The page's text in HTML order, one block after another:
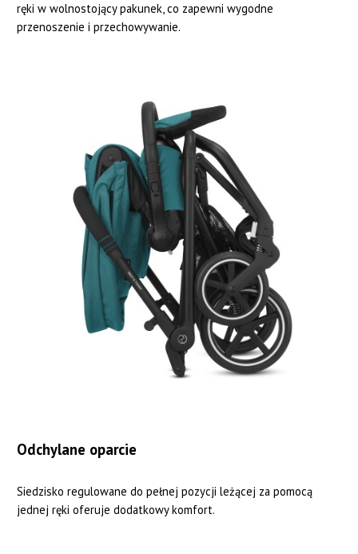
ręki w wolnostojący pakunek, co zapewni wygodne
przenoszenie i przechowywanie.
Odchylane oparcie
Siedzisko regulowane do pełnej pozycji leżącej za pomocą
jednej ręki oferuje dodatkowy komfort.